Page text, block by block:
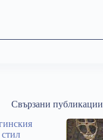
Свързани публикации